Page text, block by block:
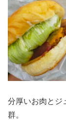
分厚いお肉とジ
群。